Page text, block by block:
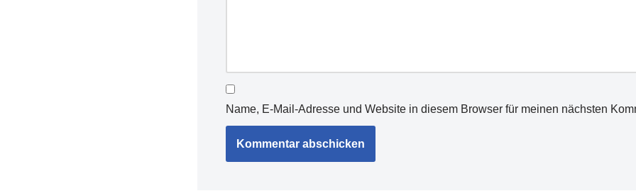
Name, E-Mail-Adresse und Website in diesem Browser für meinen nächsten